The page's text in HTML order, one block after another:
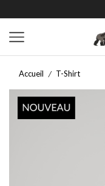
Accueil / T-Shirt